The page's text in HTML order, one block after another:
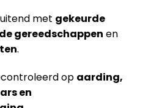
met gekeurde
gereedschappen en
.
op aarding,
en